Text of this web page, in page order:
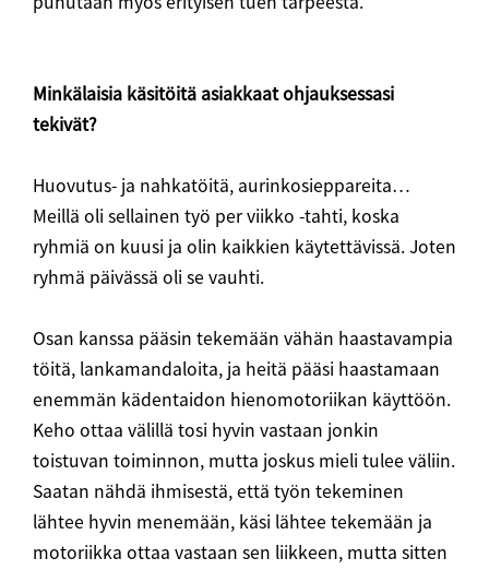
Minkälaisia käsitöitä asiakkaat ohjauksessasi
tekivät?
Huovutus- ja nahkatöitä, aurinkosieppareita…
Meillä oli sellainen työ per viikko -tahti, koska
ryhmiä on kuusi ja olin kaikkien käytettävissä. Joten
ryhmä päivässä oli se vauhti.
Osan kanssa pääsin tekemään vähän haastavampia
töitä, lankamandaloita, ja heitä pääsi haastamaan
enemmän kädentaidon hienomotoriikan käyttöön.
Keho ottaa välillä tosi hyvin vastaan jonkin
toistuvan toiminnon, mutta joskus mieli tulee väliin.
Saatan nähdä ihmisestä, että työn tekeminen
lähtee hyvin menemään, käsi lähtee tekemään ja
motoriikka ottaa vastaan sen liikkeen, mutta sitten